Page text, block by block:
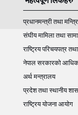
प्रधानमन्त्री तथा
संघीय मामिला तथा
राष्ट्रिय परिचयपत्र
नेपाल सरकारको
अर्थ मन्त्रालय
प्रदेश तथा स्थानीय
राष्ट्रिय योजना आयोग